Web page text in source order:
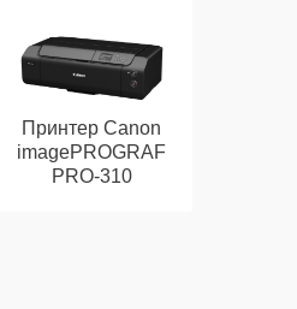
Принтер Canon
imagePROGRAF
PRO‑310